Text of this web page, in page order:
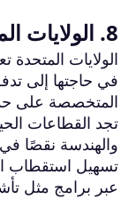
8. الولايات المتحدة
الولايات المتحدة
في حاجتها إلى
المتخصصة على
تجد القطاعات
والهندسة نقصًا
تسهيل استقطاب
عبر برامج مثل